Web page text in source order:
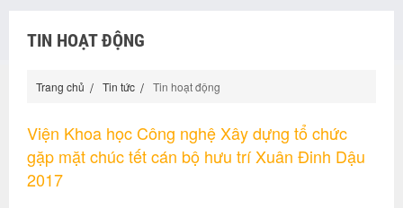
TIN HOẠT ĐỘNG
Trang chủ Tin tức Tin hoạt động
Viện Khoa học Công nghệ Xây dựng tổ chức
gặp mặt chúc tết cán bộ hưu trí Xuân Đinh Dậu
2017